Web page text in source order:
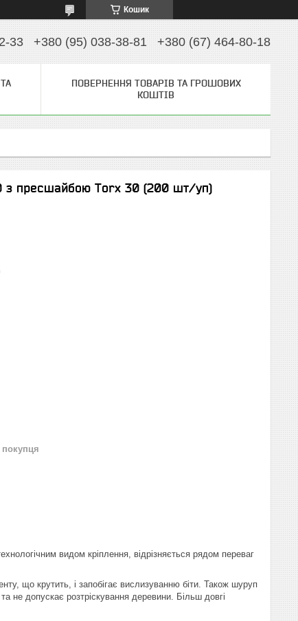
Кошик
33 +380 (95) 038-38-81 +380 (67) 464-80-18
ПОВЕРНЕННЯ ТОВАРІВ ТА ГРОШОВИХ
КОШТІВ
з пресшайбою Тorx 30 (200 шт/уп)
покупця
видом кріплення, відрізняється рядом переваг
що крутить, і запобігає вислизуванню біти. Також шуруп
не допускає розтріскування деревини. Більш довгі